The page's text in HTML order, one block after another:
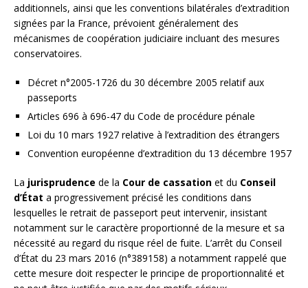
additionnels, ainsi que les conventions bilatérales d’extradition
signées par la France, prévoient généralement des
mécanismes de coopération judiciaire incluant des mesures
conservatoires.
Décret n°2005-1726 du 30 décembre 2005 relatif aux
passeports
Articles 696 à 696-47 du Code de procédure pénale
Loi du 10 mars 1927 relative à l’extradition des étrangers
Convention européenne d’extradition du 13 décembre 1957
La jurisprudence de la Cour de cassation et du Conseil
d’État a progressivement précisé les conditions dans
lesquelles le retrait de passeport peut intervenir, insistant
notamment sur le caractère proportionné de la mesure et sa
nécessité au regard du risque réel de fuite. L’arrêt du Conseil
d’État du 23 mars 2016 (n°389158) a notamment rappelé que
cette mesure doit respecter le principe de proportionnalité et